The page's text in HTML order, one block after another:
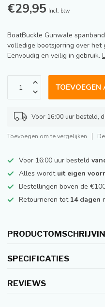
€29,95 Incl. btw
BoatBuckle Gunwale
volledige bootsjorring over het
Eenvoudig en veilig in gebruik.
TOEVOEGEN
Voor 16:00 uur besteld,
Toevoegen om te vergelijken
Voor 16:00 uur besteld
Alles wordt uit eigen
Bestellingen boven de
Retourneren tot 14 dagen
SPECIFICATIES
REVIEWS